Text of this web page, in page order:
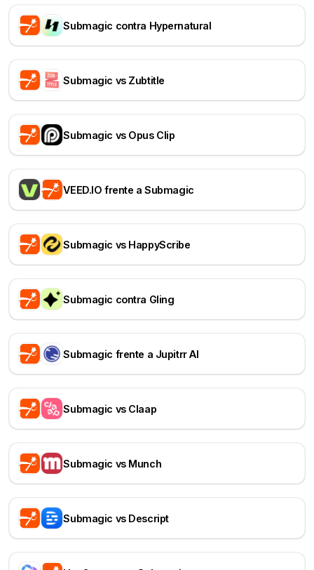
Submagic contra Hypernatural
Submagic vs Zubtitle
Submagic vs Opus Clip
VEED.IO frente a Submagic
Submagic vs HappyScribe
Submagic contra Gling
Submagic frente a Jupitrr AI
Submagic vs Claap
Submagic vs Munch
Submagic vs Descript